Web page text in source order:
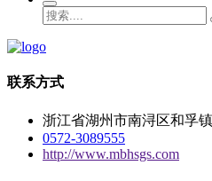
联系方式
浙江省湖州市南浔区和孚
0572-3089555
http://www.mbhsgs.com